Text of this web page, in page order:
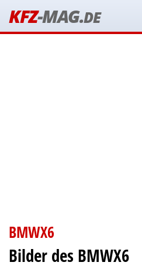
KFZ-MAG.DE
BMWX6
Bilder des BMWX6